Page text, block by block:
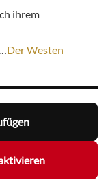
ihrem
Der Westen